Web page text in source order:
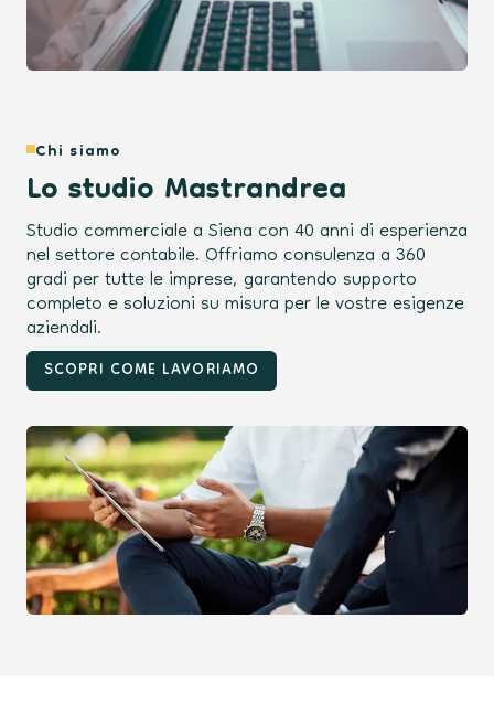
Chi siamo
Lo studio Mastrandrea
Studio commerciale a Siena con 40 anni di esperienza
nel settore contabile. Offriamo consulenza a 360
gradi per tutte le imprese, garantendo supporto
completo e soluzioni su misura per le vostre esigenze
aziendali.
SCOPRI COME LAVORIAMO